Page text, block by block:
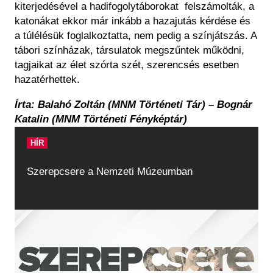
kiterjedésével a hadifogolytáborokat felszámolták, a
katonákat ekkor már inkább a hazajutás kérdése és
a túlélésük foglalkoztatta, nem pedig a színjátszás. A
tábori színházak, társulatok megszűntek működni,
tagjaikat az élet szórta szét, szerencsés esetben
hazatérhettek.
Írta: Balahó Zoltán (MNM Történeti Tár) – Bognár
Katalin (MNM Történeti Fényképtár)
HÍR
Szerepcsere a Nemzeti Múzeumban